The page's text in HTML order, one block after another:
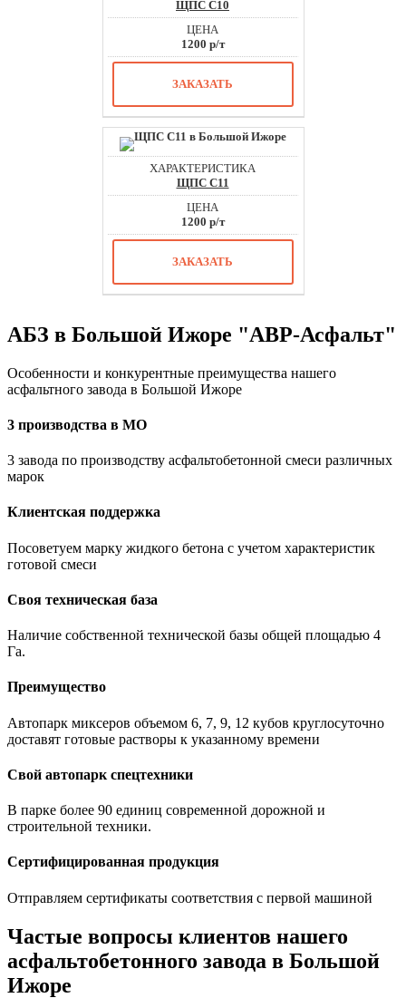
ЩПС С10
1200 р/т
ЗАКАЗАТЬ
ЩПС С11
1200 р/т
ЗАКАЗАТЬ
АБЗ в Большой Ижоре "АВР-Асфальт"
Особенности и конкурентные преимущества нашего
асфальтного завода в Большой Ижоре
3 производства в МО
3 завода по производству асфальтобетонной смеси различных
марок
Клиентская поддержка
Посоветуем марку жидкого бетона с учетом характеристик
готовой смеси
Своя техническая база
Наличие собственной технической базы общей площадью 4
Га.
Преимущество
Автопарк миксеров объемом 6, 7, 9, 12 кубов круглосуточно
доставят готовые растворы к указанному времени
Свой автопарк спецтехники
В парке более 90 единиц современной дорожной и
строительной техники.
Сертифицированная продукция
Отправляем сертификаты соответствия с первой машиной
Частые вопросы клиентов нашего
асфальтобетонного завода в Большой
Ижоре